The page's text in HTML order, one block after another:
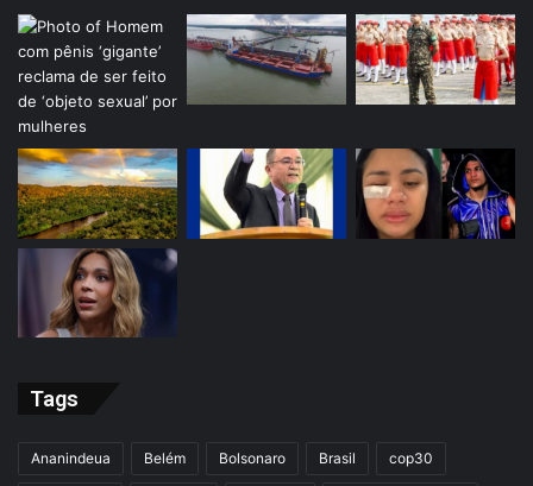
Tags
Ananindeua Belém Bolsonaro Brasil cop30